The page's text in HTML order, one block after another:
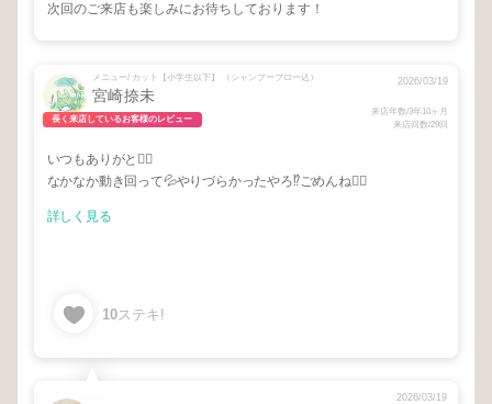
次回のご来店も楽しみにお待ちしております！
メニュー/ カット【小学生以下】 （シャンプーブロー込）
宮崎捺未
長く来店しているお客様のレビュー
2026/03/19
来店年数/3年10ヶ月
来店回数/29回
いつもありがと🙂‍↕️
なかなか動き回って💦やりづらかったやろ⁉️ごめんね🙇‍♂️
詳しく見る
10ステキ!
2026/03/19